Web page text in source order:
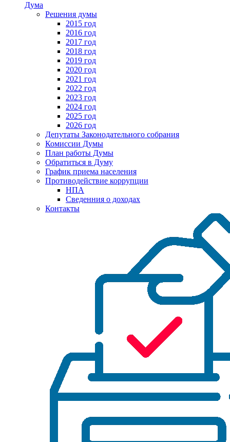
Дума
Решения думы
2015 год
2016 год
2017 год
2018 год
2019 год
2020 год
2021 год
2022 год
2023 год
2024 год
2025 год
2026 год
Депутаты Законодательного собрания
Комиссии Думы
План работы Думы
Обратиться в Думу
График приема населения
Противодействие коррупции
НПА
Сведенния о доходах
Контакты